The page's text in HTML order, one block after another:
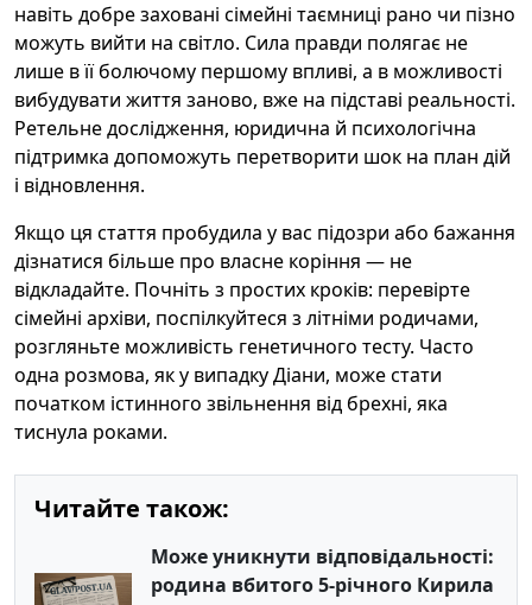
навіть добре заховані сімейні таємниці рано чи пізно
можуть вийти на світло. Сила правди полягає не
лише в її болючому першому впливі, а в можливості
вибудувати життя заново, вже на підставі реальності.
Ретельне дослідження, юридична й психологічна
підтримка допоможуть перетворити шок на план дій
і відновлення.
Якщо ця стаття пробудила у вас підозри або бажання
дізнатися більше про власне коріння — не
відкладайте. Почніть з простих кроків: перевірте
сімейні архіви, поспілкуйтеся з літніми родичами,
розгляньте можливість генетичного тесту. Часто
одна розмова, як у випадку Діани, може стати
початком істинного звільнення від брехні, яка
тиснула роками.
Читайте також:
Може уникнути відповідальності:
родина вбитого 5-річного Кирила